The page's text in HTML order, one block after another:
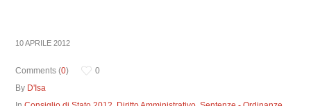
10 APRILE 2012
Comments (0)
0
By D'Isa